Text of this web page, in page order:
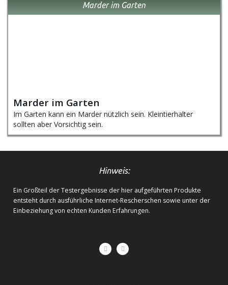
Marder im Garten
Marder im Garten
Im Garten kann ein Marder nützlich sein. Kleintierhalter
sollten aber Vorsichtig sein.
Hinweis:
Ein Großteil der Testergebnisse der hier aufgeführten Produkte
entsteht durch ausführliche Internet-Rescherschen sowie unter der
Einbeziehung von echten Kunden Erfahrungen.